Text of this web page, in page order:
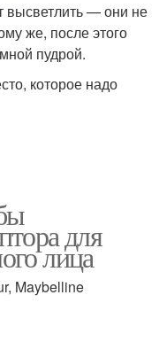
высветлить — они не
же, после этого
пудрой.
которое надо
для
лица
Maybelline